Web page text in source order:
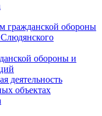
гражданской обороны
обороны и
деятельность
объектах